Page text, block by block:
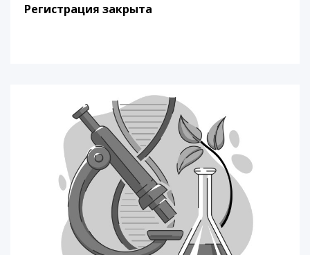
Регистрация закрыта